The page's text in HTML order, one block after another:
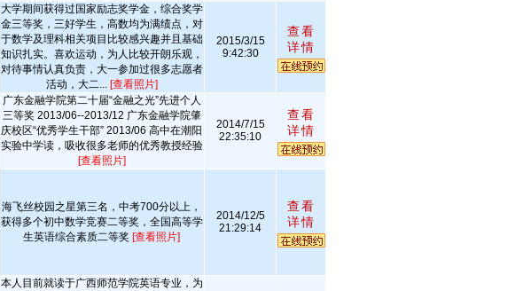
大学期间获得过国家励志奖学金，综合奖学
金三等奖，三好学生，高数均为满绩点，对
于数学及理科相关项目比较感兴趣并且基础
知识扎实。喜欢运动，为人比较开朗乐观，
对待事情认真负责，大一参加过很多志愿者
活动，大二... [查看照片]
2015/3/15
9:42:30
查看
详情
广东金融学院第二十届“金融之光”先进个人
三等奖 2013/06--2013/12 广东金融学院肇
庆校区“优秀学生干部” 2013/06 高中在潮阳
实验中学读，吸收很多老师的优秀教授经验
[查看照片]
2014/7/15
22:35:10
查看
详情
海飞丝校园之星第三名，中考700分以上，
获得多个初中数学竞赛二等奖，全国高等学
生英语综合素质二等奖 [查看照片]
2014/12/5
21:29:14
查看
详情
本人目前就读于广西师范学院英语专业，为